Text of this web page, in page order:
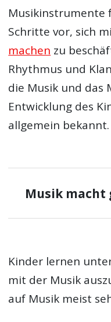
Musikinstrumente
Schritte vor, sich
machen zu
Rhythmus und
die Musik und das
Entwicklung des
allgemein bekannt.
Musik macht
Kinder lernen
mit der Musik
auf Musik meist